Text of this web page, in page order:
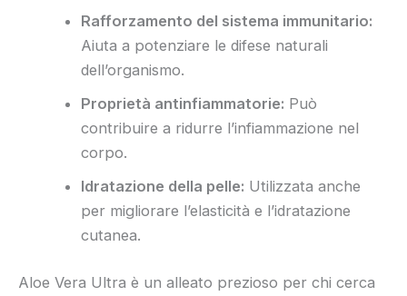
Rafforzamento del sistema immunitario:
Aiuta a potenziare le difese naturali
dell’organismo.
Proprietà antinfiammatorie: Può
contribuire a ridurre l’infiammazione nel
corpo.
Idratazione della pelle: Utilizzata anche
per migliorare l’elasticità e l’idratazione
cutanea.
Aloe Vera Ultra è un alleato prezioso per chi cerca